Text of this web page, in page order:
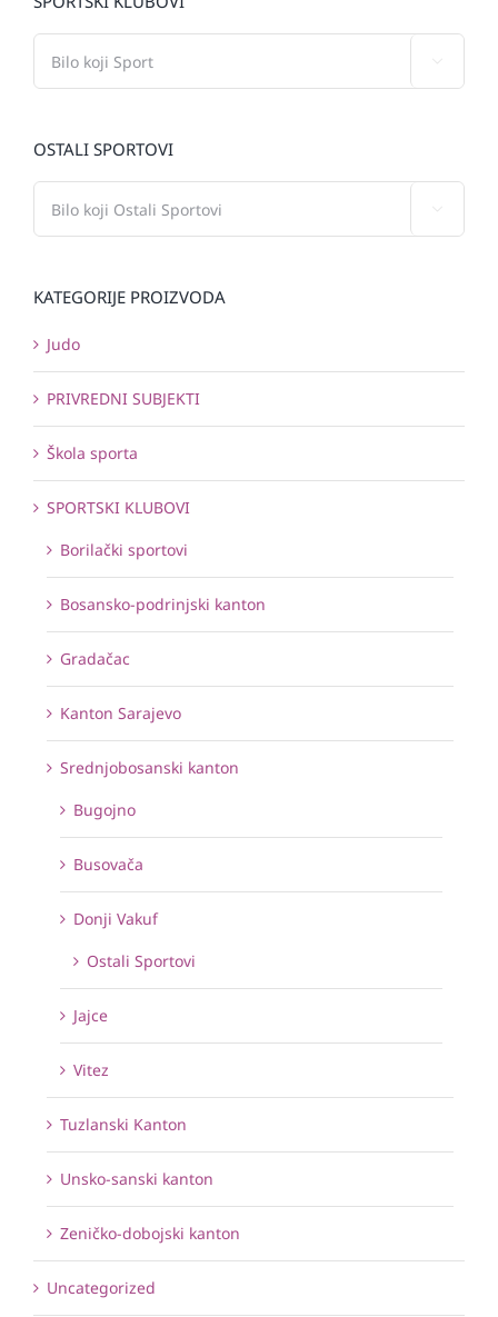
OSTALI SPORTOVI
KATEGORIJE PROIZVODA
Judo
PRIVREDNI SUBJEKTI
Škola sporta
SPORTSKI KLUBOVI
Borilački sportovi
Bosansko-podrinjski kanton
Gradačac
Kanton Sarajevo
Srednjobosanski kanton
Bugojno
Busovača
Donji Vakuf
Ostali Sportovi
Jajce
Vitez
Tuzlanski Kanton
Unsko-sanski kanton
Zeničko-dobojski kanton
Uncategorized